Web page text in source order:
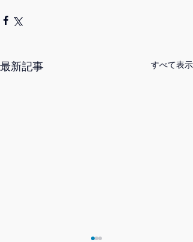
最新記事 すべて表示